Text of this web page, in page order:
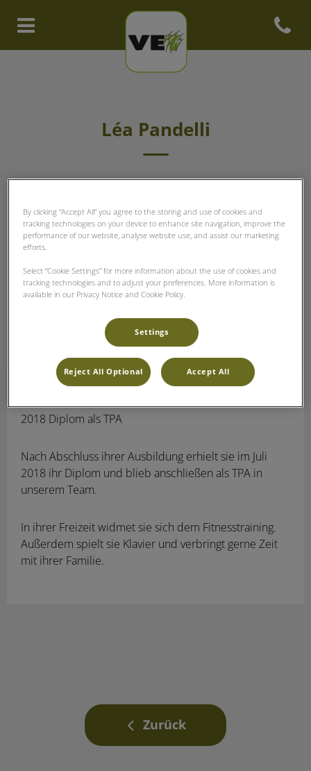
Homepage Clinique
Open
Léa Pandelli
2018 Diplom als TPA
Nach Abschluss ihrer Ausbildung erhielt sie im Juli
2018 ihr Diplom und blieb anschließen als TPA in
unserem Team.
In ihrer Freizeit widmet sie sich dem Fitnesstraining.
Außerdem spielt sie Klavier und verbringt gerne Zeit
mit ihrer Familie.
Zurück
By clicking “Accept All” you agree to the storing and use of cookies and
tracking technologies on your device to enhance site navigation, improve the
performance of our website, analyse website use, and assist our marketing
efforts.
Select “Cookie Settings” for more information about the use of cookies and
tracking technologies and to adjust your preferences. More information is
available in our Privacy Notice and Cookie Policy.
Settings
Reject All Optional Accept All